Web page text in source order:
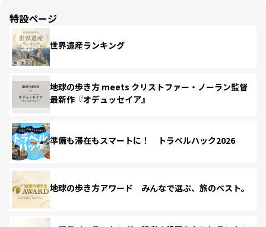
特設ページ
世界遺産ランキング
地球の歩き方 meets クリストファー・ノーラン監督
最新作『オデュッセイア』
準備も滞在もスマートに！ トラベルハック2026
地球の歩き方アワード みんなで選ぶ、旅のベスト。